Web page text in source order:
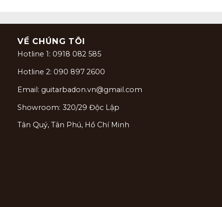
VỀ CHÚNG TÔI
Hotline 1: 0918 082 585
Hotline 2: 090 897 2600
Email: guitarbadon.vn@gmail.com
Showroom: 320/29 Độc Lập
Tân Quý, Tân Phú, Hồ Chí Minh